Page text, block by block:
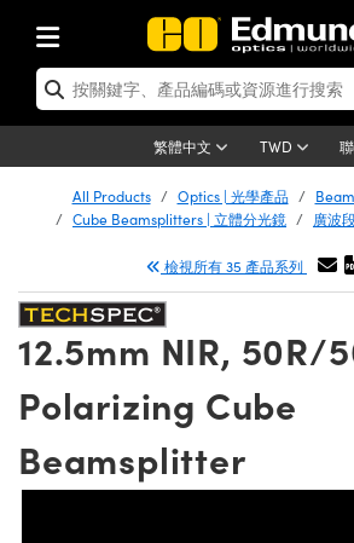
繁體中文 TWD
| 光學產品
| 反射鏡
| 光學濾光片
Optics | 偏振光學元件
| 分光鏡
Optics | 雷射光學
| 雷射透鏡
| 雷射濾光片
| 超快光學
器
Assemblies | 雷射光學元件組装
| 光機組件
System | 光學籠式系統
| 臺式系統
and Breadboards | 光學平臺和
and Slides | 平臺和滑塊
| 顯微鏡
| Mitutoyo 物鏡
| Nikon 物鏡
| ZEISS 物鏡
Microscopes
Objectives
| 雷射
and Electronics | 雷射量
| 雷射用光機模組
| 雷射配件
Lenses | 成像鏡頭
Lenses | 定焦鏡頭
| 遠心鏡頭
Magnification Lenses
Lenses for Harsh Environments
| 相機
Cameras | Gigabit乙太網相
Cameras | Teledyne Dalsa 相
Microscopy Cameras
Cameras | Allied Vision 相機
and Illumination | 照明
Lighting | 機器視覺光源
|顯微鏡照明
| 雷射光源
| 其他光源
| 光源配件
Targets | 測試板
Targets | 解析度測試板
Targets | 畸變測試版
Level Test Targets | 色卡測試板
and Detection | 測試與監測
| 光學度量
Solutions | 機器視覺方案
and Electronics | 雷射量
測器
大器
| 光度計
and Production | 實驗室和生產
| 清潔用品
Handling Tools | 零件夾持用品
| 光學膠
Products | Acktar 黑色吸光
| 暗室器材
用選購
| 光譜儀
Imaging
Imaging
By Brand
Products | 新品專區
Lenses
| 清倉品
| 清倉光學產品
| 清倉顯微鏡
Lenses | 清倉成像鏡頭
| 清倉相機
Products | 重新認證產品
| 重新認證光學產品
| 重新認證光機組
| 重新認證雷射
| 重新認證顯微鏡
Lenses | 重新認證成像鏡
| 重新認證相機
All Products Optics | 光學產品
Cube Beamsplitters | 立體分光鏡
廣波
檢視所有 35 產品系列
12.5mm NIR, 50R/
Polarizing Cube
Beamsplitter